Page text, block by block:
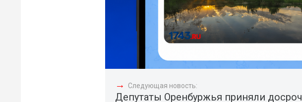
→ Следующая новость:
Депутаты Оренбуржья приняли